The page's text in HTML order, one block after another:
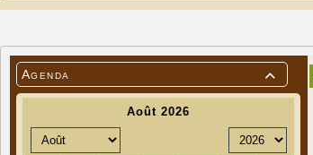

Agenda